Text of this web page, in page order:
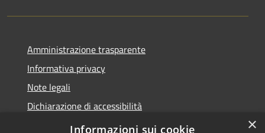
Amministrazione trasparente
Informativa privacy
Note legali
Dichiarazione di accessibilità
Moduli Privacy Amministrazione trasparente
×
Informazioni sui cookie